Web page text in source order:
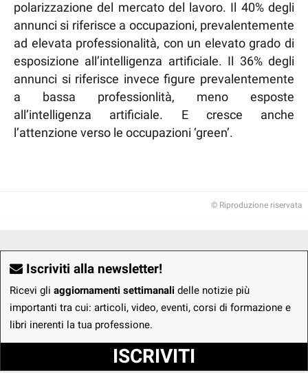
polarizzazione del mercato del lavoro. Il 40% degli
annunci si riferisce a occupazioni, prevalentemente
ad elevata professionalità, con un elevato grado di
esposizione all’intelligenza artificiale. Il 36% degli
annunci si riferisce invece figure prevalentemente
a bassa professionlità, meno esposte
all’intelligenza artificiale. E cresce anche
l’attenzione verso le occupazioni ‘green’.
© Riproduzione riservata
Iscriviti alla newsletter!
Ricevi gli aggiornamenti settimanali delle notizie più
importanti tra cui: articoli, video, eventi, corsi di formazione e
libri inerenti la tua professione.
ISCRIVITI